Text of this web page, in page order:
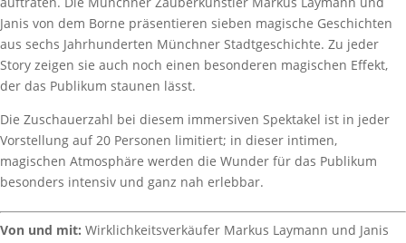
Janis von dem Borne präsentieren sieben magische Geschichten
aus sechs Jahrhunderten Münchner Stadtgeschichte. Zu jeder
Story zeigen sie auch noch einen besonderen magischen Effekt,
der das Publikum staunen lässt.
Die Zuschauerzahl bei diesem immersiven Spektakel ist in jeder
Vorstellung auf 20 Personen limitiert; in dieser intimen,
magischen Atmosphäre werden die Wunder für das Publikum
besonders intensiv und ganz nah erlebbar.
Von und mit: Wirklichkeitsverkäufer Markus Laymann und Janis